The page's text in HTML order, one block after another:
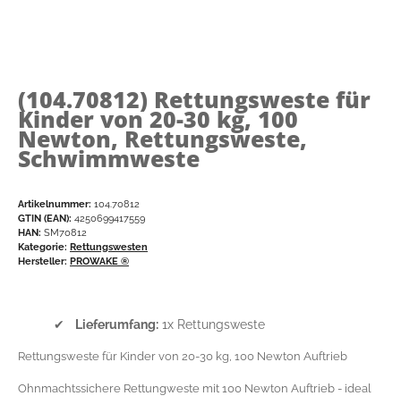
(104.70812) Rettungsweste für
Kinder von 20-30 kg, 100
Newton, Rettungsweste,
Schwimmweste
Artikelnummer: 104.70812
GTIN (EAN): 4250699417559
HAN: SM70812
Kategorie: Rettungswesten
Hersteller: PROWAKE ®
✔ Lieferumfang: 1x Rettungsweste
Rettungsweste für Kinder von 20-30 kg, 100 Newton Auftrieb
Ohnmachtssichere Rettungweste mit 100 Newton Auftrieb - ideal